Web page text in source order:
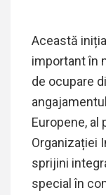
Această
important în
de ocupare
Europene, al
Organizației
sprijini
special în